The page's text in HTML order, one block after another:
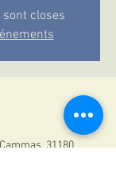
closes
31180